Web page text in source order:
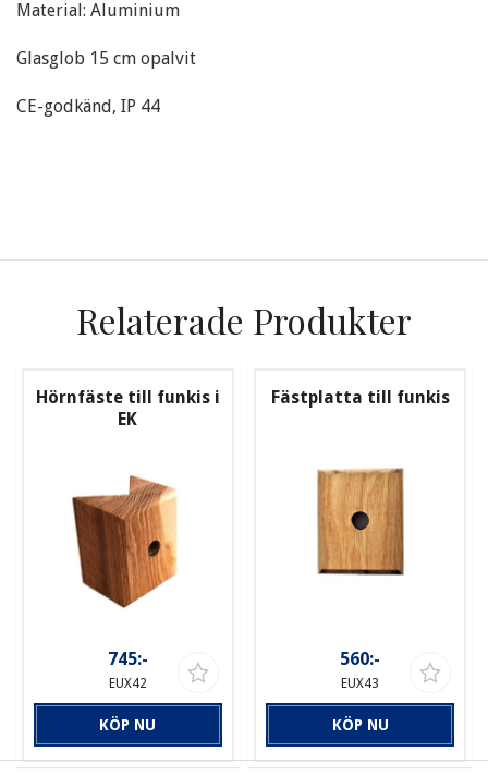
Material: Aluminium
Glasglob 15 cm opalvit
CE-godkänd, IP 44
Relaterade Produkter
Hörnfäste till funkis i
EK
745:-
EUX42
KÖP NU
Fästplatta till funkis
560:-
EUX43
KÖP NU